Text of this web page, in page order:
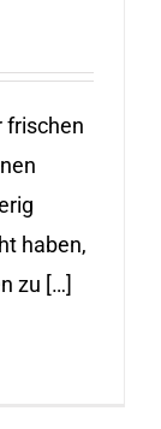
frischen
haben,
zu […]